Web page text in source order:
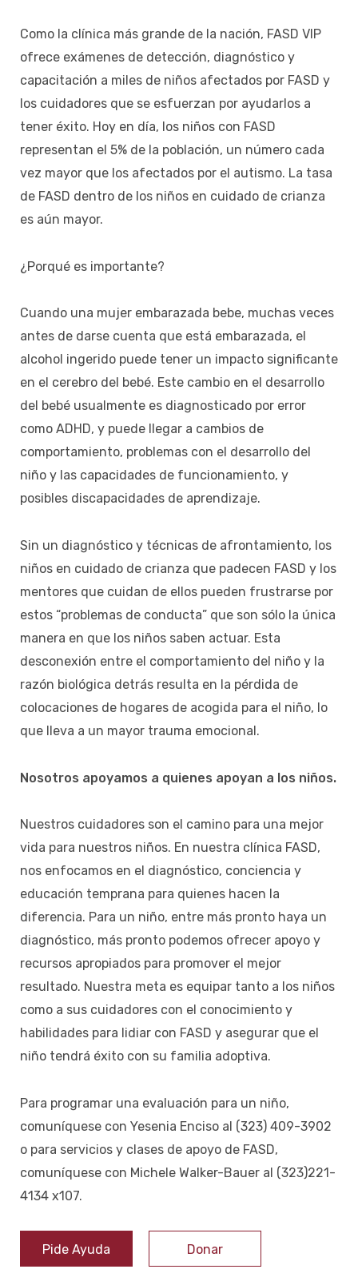
Como la clínica más grande de la nación, FASD VIP
ofrece exámenes de detección, diagnóstico y
capacitación a miles de niños afectados por FASD y
los cuidadores que se esfuerzan por ayudarlos a
tener éxito. Hoy en día, los niños con FASD
representan el 5% de la población, un número cada
vez mayor que los afectados por el autismo. La tasa
de FASD dentro de los niños en cuidado de crianza
es aún mayor.
¿Porqué es importante?
Cuando una mujer embarazada bebe, muchas veces
antes de darse cuenta que está embarazada, el
alcohol ingerido puede tener un impacto significante
en el cerebro del bebé. Este cambio en el desarrollo
del bebé usualmente es diagnosticado por error
como ADHD, y puede llegar a cambios de
comportamiento, problemas con el desarrollo del
niño y las capacidades de funcionamiento, y
posibles discapacidades de aprendizaje.
Sin un diagnóstico y técnicas de afrontamiento, los
niños en cuidado de crianza que padecen FASD y los
mentores que cuidan de ellos pueden frustrarse por
estos “problemas de conducta” que son sólo la única
manera en que los niños saben actuar. Esta
desconexión entre el comportamiento del niño y la
razón biológica detrás resulta en la pérdida de
colocaciones de hogares de acogida para el niño, lo
que lleva a un mayor trauma emocional.
Nosotros apoyamos a quienes apoyan a los niños.
Nuestros cuidadores son el camino para una mejor
vida para nuestros niños. En nuestra clínica FASD,
nos enfocamos en el diagnóstico, conciencia y
educación temprana para quienes hacen la
diferencia. Para un niño, entre más pronto haya un
diagnóstico, más pronto podemos ofrecer apoyo y
recursos apropiados para promover el mejor
resultado. Nuestra meta es equipar tanto a los niños
como a sus cuidadores con el conocimiento y
habilidades para lidiar con FASD y asegurar que el
niño tendrá éxito con su familia adoptiva.
Para programar una evaluación para un niño,
comuníquese con Yesenia Enciso al (323) 409-3902
o para servicios y clases de apoyo de FASD,
comuníquese con Michele Walker-Bauer al (323)221-
4134 x107.
Pide Ayuda Donar